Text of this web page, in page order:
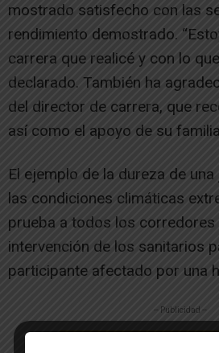
mostrado satisfecho con las
rendimiento demostrado.
carrera que realicé y con lo
declarado. También ha
del director de carrera, que
así como el apoyo de su
El ejemplo de la dureza de
las condiciones climáticas
prueba a todos los corredores
intervención de los sanitarios
participante afectado por una
-- Publicidad --